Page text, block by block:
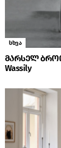
სხვა
მარსელ
Wassily